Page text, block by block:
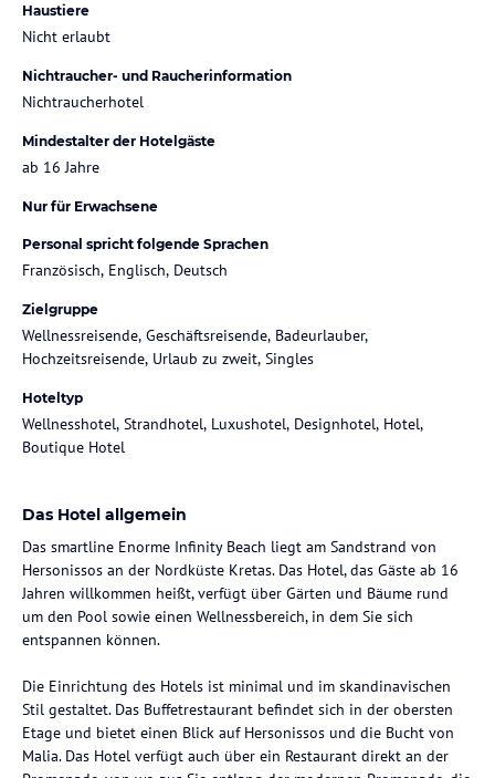
Haustiere
Nicht erlaubt
Nichtraucher- und Raucherinformation
Nichtraucherhotel
Mindestalter der Hotelgäste
ab 16 Jahre
Nur für Erwachsene
Personal spricht folgende Sprachen
Französisch, Englisch, Deutsch
Zielgruppe
Wellnessreisende, Geschäftsreisende, Badeurlauber,
Hochzeitsreisende, Urlaub zu zweit, Singles
Hoteltyp
Wellnesshotel, Strandhotel, Luxushotel, Designhotel, Hotel,
Boutique Hotel
Das Hotel allgemein
Das smartline Enorme Infinity Beach liegt am Sandstrand von
Hersonissos an der Nordküste Kretas. Das Hotel, das Gäste ab 16
Jahren willkommen heißt, verfügt über Gärten und Bäume rund
um den Pool sowie einen Wellnessbereich, in dem Sie sich
entspannen können.
Die Einrichtung des Hotels ist minimal und im skandinavischen
Stil gestaltet. Das Buffetrestaurant befindet sich in der obersten
Etage und bietet einen Blick auf Hersonissos und die Bucht von
Malia. Das Hotel verfügt auch über ein Restaurant direkt an der